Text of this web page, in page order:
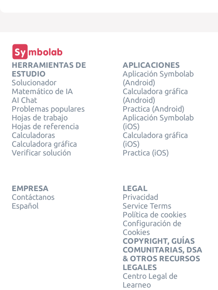
HERRAMIENTAS DE
ESTUDIO
Solucionador
Matemático de IA
AI Chat
Problemas populares
Hojas de trabajo
Hojas de referencia
Calculadoras
Calculadora gráfica
Verificar solución
APLICACIONES
Aplicación Symbolab
(Android)
Calculadora gráfica
(Android)
Practica (Android)
Aplicación Symbolab
(iOS)
Calculadora gráfica
(iOS)
Practica (iOS)
EMPRESA
Contáctanos
Español
LEGAL
Privacidad
Service Terms
Política de cookies
Configuración de
Cookies
COPYRIGHT, GUÍAS
COMUNITARIAS, DSA
& OTROS RECURSOS
LEGALES
Centro Legal de
Learneo